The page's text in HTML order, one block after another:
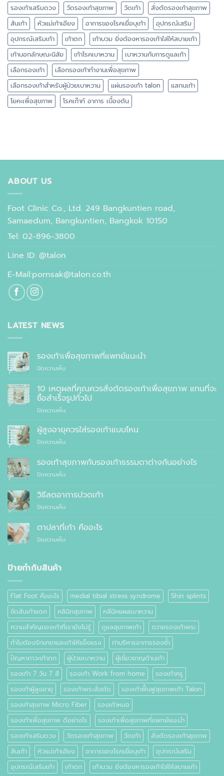
รองเท้าเสริมดวง
วัดรองเท้าสุขภาพ วัดเท้า
สั่งตัดรองเท้าสุขภาพ
ส้นเท้า
หัวแม่เท้าเอียง อาการของโรคเยื่อบุเท้า
อุปกรณ์เสริม
อุปกรณ์เสริมเท้า
เท้าตก
เท้าบวม ยิ่งต้องหารองเท้าใส่ให้สบายเท้า
เท้าบอกลักษณะนิสัย
เท้าโรคเบาหวาน
เบาหวานกับการดูแลเท้า
เลือกรองเท้า
เลือกรองเท้าทำงานเพื่อสุขภาพ
เลือกรองเท้าสำหรับผู้ป่วยเบาหวาน
แผ่นรองเท้า talon
แสกนเท้า
โยคะเพื่อสุขภาพ
โรคเก๊าท์ อาการ เบื้องต้น
ABOUT US
Foot Clinic Co., Ltd. 249 Bangkuntien road,
Samaedum, Bangkuntien, Bangkok 10150
Tel: 02-896-3800
Line ID: @talon
E-Mail:pornsak@talon.co.th
LATEST NEWS
รองเท้าเพื่อสุขภาพที่แพทย์แนะนำ
ปิดความเห็นบน
เพื่อ
สุขภาพ
ที่
แพทย์
10 เหตุผลที่คุณควรสั่งตัดรองเท้าเพื่อสุขภาพ แทนที่จะ
ซื้อสำเร็จรูปทั่วไป
ปิดความเห็นบน
เหตุผล
คุณ
สั่ง
ตัด
รองเท้า
สุขภาพ
สำเร็จรูป
ทั่วไป
ผู้สูงอายุควรใส่รองเท้าแบบไหน
ปิดความเห็นบน
สูง
อายุ
ควร
รองเท้า
ไหน
รองเท้าสุขภาพกับรองเท้าธรรมดาต่างกันอย่างไร
ปิดความเห็นบน
สุขภาพ
กับ
รองเท้า
ต่าง
อย่างไร
วิธีลดอาการปวดเท้า
ปิดความเห็นบน
ลด
อาการ
ปวด
ตาปลาที่เท้า คืออะไร
ปิดความเห็นบน
ป้ายกำกับสินค้า
Flat Foot คืออะไร medial tibial stress syndrome
Shin splints
ขัดส้นเท้าแตก
คลินิกสุขภาพ
คลีนิคแผลเบาหวาน
ความสำคัญของเท้าที่เรายังไม่รู้
ดูแลสุขภาพเท้า
ถวายรองเท้าพระ
ทำไมต้องรักษาขาและเท้าให้แข็งแรง
ท่าบริหารอาการรองช้ำ
ปัญหาภาวะเท้าตก
ผู้ป่วยเบาหวาน
ผู้เชี่ยวชาญด้านเท้า
รองเท้า 7 วัน 7 สี
รองเท้า Work from home
รองเท้าครู
รองเท้าผู้สูงอายุ
รองเท้าพระสั่งตัด
รองเท้าฟื้นฟูสุขภาพเท้า Talon
รองเท้าสุขภาพ Micro Fiber
รองเท้าหมอ
รองเท้าเพื่อสุขภาพ ดีอย่างไร
รองเท้าเพื่อสุขภาพที่แพทย์แนะนำ
รองเท้าเสริมดวง
วัดรองเท้าสุขภาพ วัดเท้า
สั่งตัดรองเท้าสุขภาพ
ส้นเท้า
หัวแม่เท้าเอียง อาการของโรคเยื่อบุเท้า
อุปกรณ์เสริม
อุปกรณ์เสริมเท้า
เท้าตก เท้าบวม ยิ่งต้องหารองเท้าใส่ให้สบายเท้า